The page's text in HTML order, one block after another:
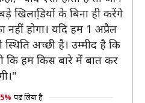
के बिना ही करेंगे
होगा। यदि हम 1 अप्रैल
अच्छी है। उम्मीद है कि
कि हम किस बारे में बात कर
पढ़ लिया है